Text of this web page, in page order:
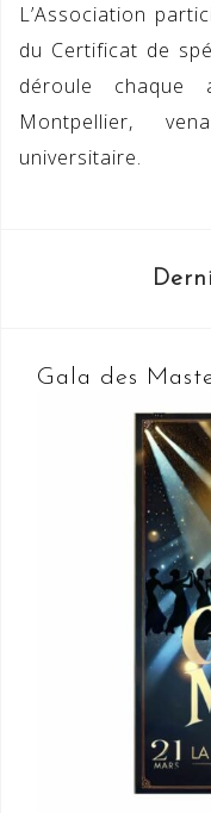
L’Association
du Certificat de
déroule
Montpellier,
universitaire.
Gala des